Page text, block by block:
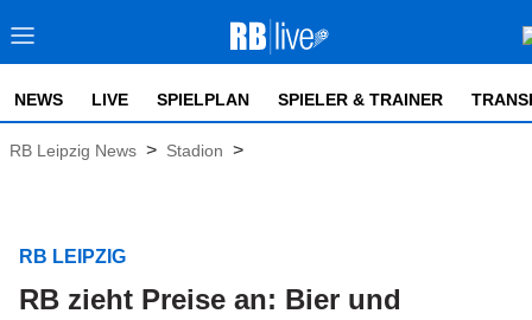
NEWS LIVE SPIELPLAN SPIELER & TRAINER
RB Leipzig News > Stadion >
RB LEIPZIG
RB zieht Preise an: Bier und